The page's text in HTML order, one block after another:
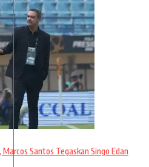
Santos Tegaskan Singo Edan